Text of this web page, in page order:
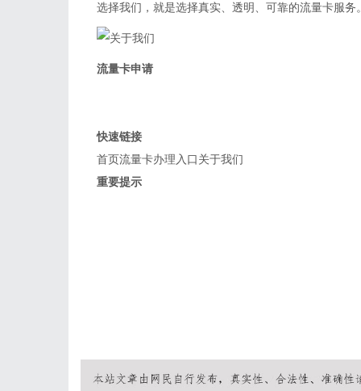
选择我们，就是选择真实、透明、可靠的流量卡服务
流量卡申请
快速链接
首页流量卡办理入口关于我们
重要提示